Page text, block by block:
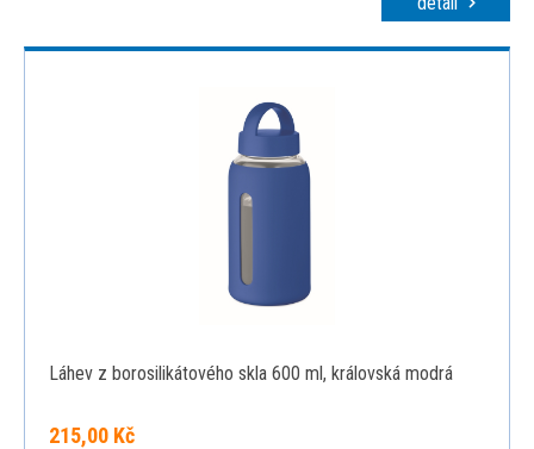
Láhev z borosilikátového skla 600 ml, královská modrá
215,00 Kč